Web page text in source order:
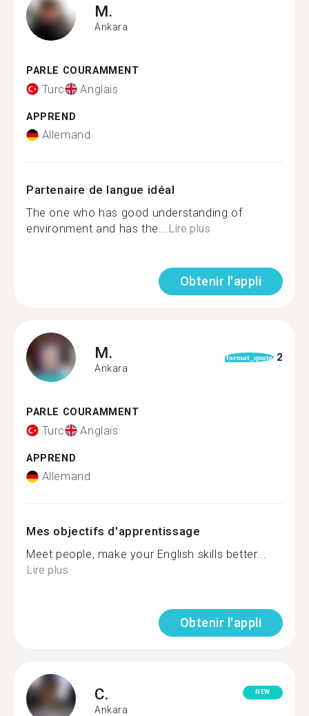
M.
Ankara
PARLE COURAMMENT
Turc Anglais
APPREND
Allemand
Partenaire de langue idéal
The one who has good understanding of
environment and has the...Lire plus
Obtenir l'appli
M.
Ankara
format_quote 2
PARLE COURAMMENT
Turc Anglais
APPREND
Allemand
Mes objectifs d'apprentissage
Meet people, make your English skills better...
Lire plus
Obtenir l'appli
C.
Ankara
NEW